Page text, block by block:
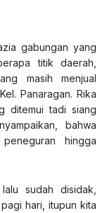
gabungan yang
titik daerah,
masih menjual
Panaragan. Rika
ditemui tadi siang
bahwa
hingga
sudah disidak,
hari, itupun kita